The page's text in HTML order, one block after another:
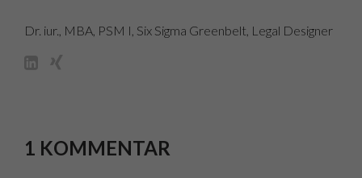
Dr. iur., MBA, PSM I, Six Sigma Greenbelt, Legal Designer
1 KOMMENTAR